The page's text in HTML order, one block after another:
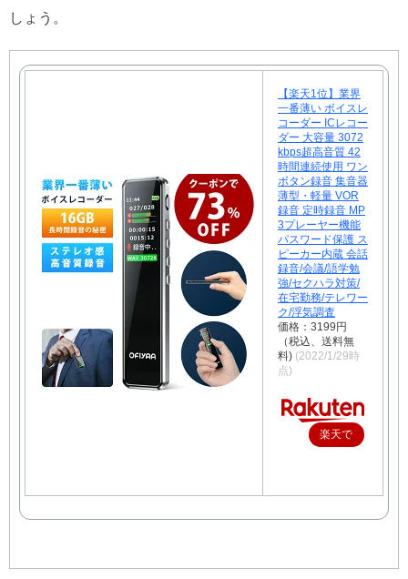
しょう。
【楽天1位】業界
一番薄い ボイスレ
コーダー ICレコー
ダー 大容量 3072
kbps超高音質 42
時間連続使用 ワン
ボタン録音 集音器
薄型・軽量 VOR
録音 定時録音 MP
3プレーヤー機能
パスワード保護 ス
ピーカー内蔵 会話
録音/会議/語学勉
強/セクハラ対策/
在宅勤務/テレワー
ク/浮気調査
価格：3199円
（税込、送料無
料) (2022/1/29時
点)
楽天で